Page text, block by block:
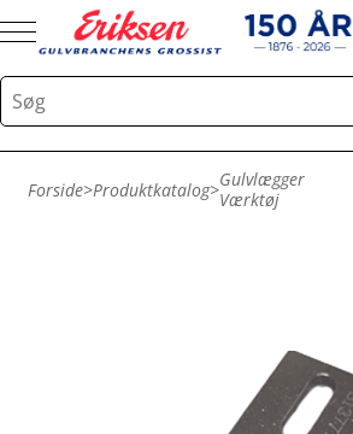
Forside>Produktkatalog>Gulvlægger
Værktøj